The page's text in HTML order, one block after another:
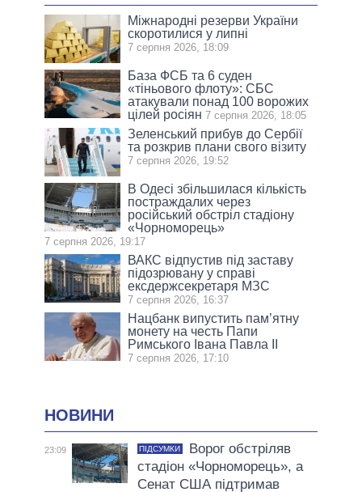
Міжнародні резерви України
скоротилися у липні
7 серпня 2026, 18:09
База ФСБ та 6 суден
«тіньового флоту»: СБС
атакували понад 100 ворожих
цілей росіян 7 серпня 2026, 18:05
Зеленський прибув до Сербії
та розкрив плани свого візиту
7 серпня 2026, 19:52
В Одесі збільшилася кількість
постраждалих через
російський обстріл стадіону
«Чорноморець»
7 серпня 2026, 19:17
ВАКС відпустив під заставу
підозрювану у справі
ексдержсекретаря МЗС
7 серпня 2026, 16:37
Нацбанк випустить пам’ятну
монету на честь Папи
Римського Івана Павла II
7 серпня 2026, 17:10
НОВИНИ
23:09 ПІДСУМКИ
Ворог обстріляв
стадіон «Чорноморець», а
Сенат США підтримав